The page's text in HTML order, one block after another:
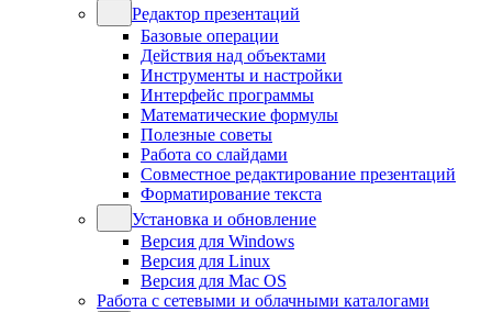
Редактор презентаций
Базовые операции
Действия над объектами
Инструменты и настройки
Интерфейс программы
Математические формулы
Полезные советы
Работа со слайдами
Совместное редактирование презентаций
Форматирование текста
Установка и обновление
Версия для Windows
Версия для Linux
Версия для Mac OS
Работа с сетевыми и облачными каталогами